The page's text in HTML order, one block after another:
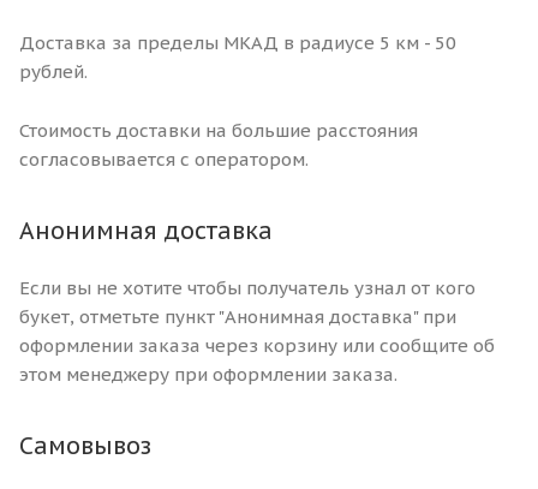
Доставка за пределы МКАД в радиусе 5 км - 50
рублей.
Стоимость доставки на большие расстояния
согласовывается с оператором.
Анонимная доставка
Если вы не хотите чтобы получатель узнал от кого
букет, отметьте пункт "Анонимная доставка" при
оформлении заказа через корзину или сообщите об
этом менеджеру при оформлении заказа.
Самовывоз